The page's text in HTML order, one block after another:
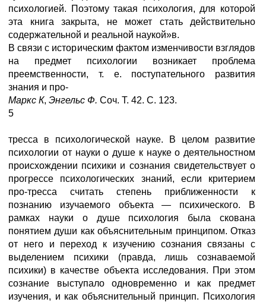
психологией. Поэтому такая психология, для которой
эта книга закрыта, не может стать действительно
содержательной и реальной наукой»в.
В связи с историческим фактом изменчивости взглядов
на предмет психологии возникает проблема
преемственности, т. е. поступательного развития
знания и про-
Маркс К, Энгельс Ф. Соч. Т. 42. С. 123.
5
тресса в психологической науке. В целом развитие
психологии от науки о душе к науке о деятельностном
происхождении психики и сознания свидетельствует о
прогрессе психологических знаний, если критерием
про-тресса считать степень приближенности к
познанию изучаемого объекта — психического. В
рамках науки о душе психология была скована
понятием души как объяснительным принципом. Отказ
от него и переход к изучению сознания связаны с
выделением психики (правда, лишь сознаваемой
психики) в качестве объекта исследования. При этом
сознание выступало одновременно и как предмет
изучения, и как объяснительный принцип. Психология